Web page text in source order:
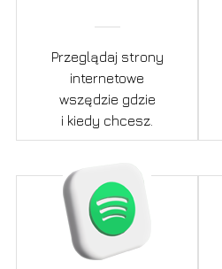
Przeglądaj strony
internetowe
wszędzie gdzie
i kiedy chcesz.